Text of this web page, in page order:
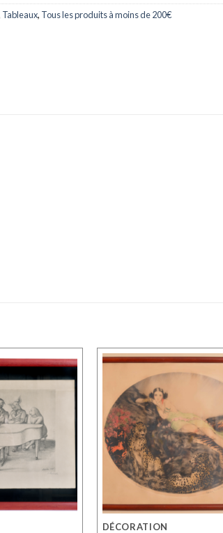
Tableaux, Tous les produits à moins de 200€
DÉCORATION